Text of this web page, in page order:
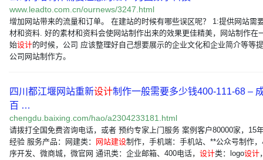
www.leadto.com.cn/ournews/3247.html
增加网站带来的流量和订单。 在建站的时候有哪些误区呢？ 1:提供网站需
材和资料. 好的素材和资料会使网站制作出来的效果更佳精美，网站制作在
始设计的时候，公司 应该整理好自己想要展示的企业文化和企业简介等等
公司网站制作方。
四川都江堰网站重新设计制作一般需要多少钱400-111-68 –
百 …
chengdu.baixing.com/hao/a2304233181.html
请拨打全国免费咨询电话，或者 预约专家上门服务 案例客户80000家，15
经验 服务产品：网建类：
网站建设制作，手机端：手机站、**公众号制作
序开发、微商城，微官网 通讯类：企业邮箱、400电话， 设计类：logo设计